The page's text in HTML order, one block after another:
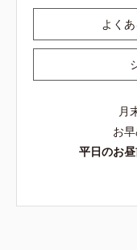
よく
月
お
平日のお